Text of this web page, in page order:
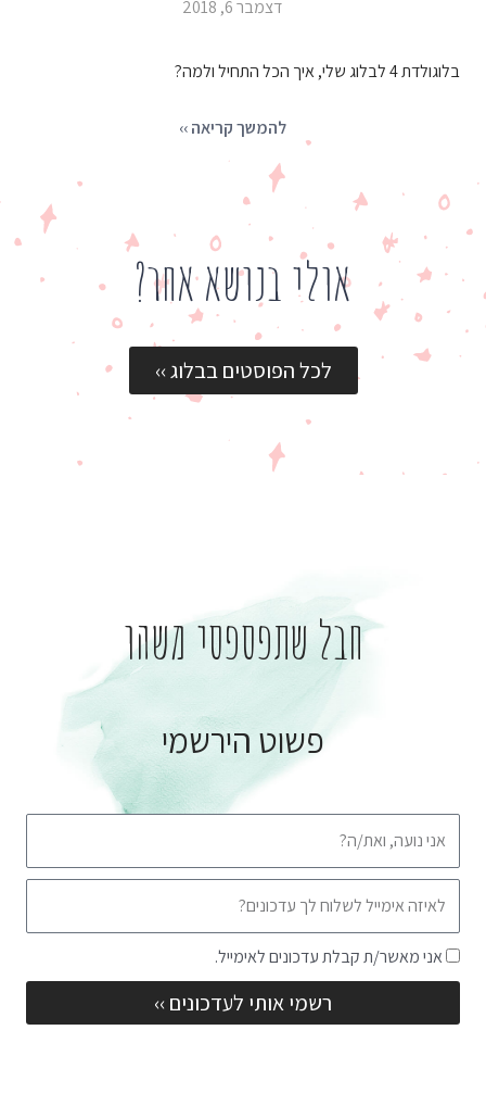
דצמבר 6, 2018
בלוגולדת 4 לבלוג שלי, איך הכל התחיל ולמה?
להמשך קריאה ››
אולי בנושא אחר?
לכל הפוסטים בבלוג ››
חבל שתפספסי משהו
פשוט הירשמי
שדה
הסכמה
אני מאשר/ת קבלת עדכונים לאימייל.
רשמי אותי לעדכונים ››